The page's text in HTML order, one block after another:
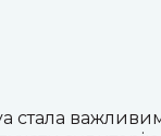
стала